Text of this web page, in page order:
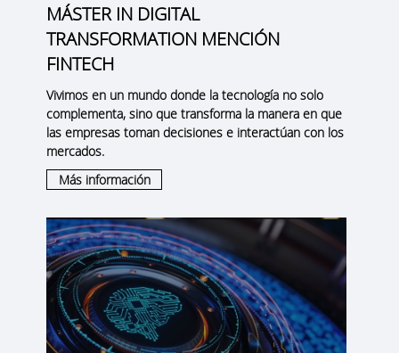
MÁSTER IN DIGITAL
TRANSFORMATION MENCIÓN
FINTECH
Vivimos en un mundo donde la tecnología no solo
complementa, sino que transforma la manera en que
las empresas toman decisiones e interactúan con los
mercados.
Más información